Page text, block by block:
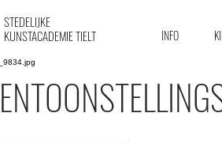
STEDELIJKE
KUNSTACADEMIE TIELT
INFO